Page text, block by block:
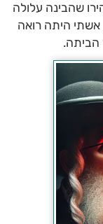
שהבינה עלולה
אשתי היתה רואה
הביתה.